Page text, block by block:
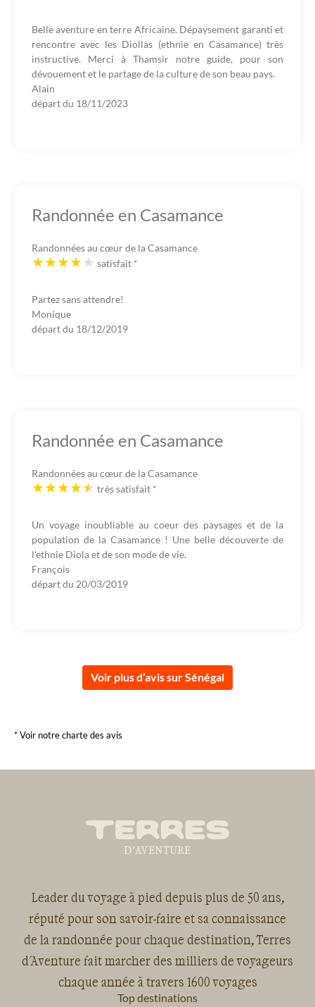
Belle aventure en terre Africaine. Dépaysement garanti et
rencontre avec les Diollas (ethnie en Casamance) très
instructive. Merci à Thamsir notre guide, pour son
dévouement et le partage de la culture de son beau pays.
Alain
départ du 18/11/2023
Randonnée en Casamance
Randonnées au cœur de la Casamance
satisfait *
Partez sans attendre!
Monique
départ du 18/12/2019
Randonnée en Casamance
Randonnées au cœur de la Casamance
très satisfait *
Un voyage inoubliable au coeur des paysages et de la
population de la Casamance ! Une belle découverte de
l'ethnie Diola et de son mode de vie.
François
départ du 20/03/2019
Voir plus d’avis sur Sénégal
* Voir notre charte des avis
Leader du voyage à pied depuis plus de 50 ans,
réputé pour son savoir-faire et sa connaissance
de la randonnée pour chaque destination, Terres
d'Aventure fait marcher des milliers de voyageurs
chaque année à travers 1600 voyages
Top destinations